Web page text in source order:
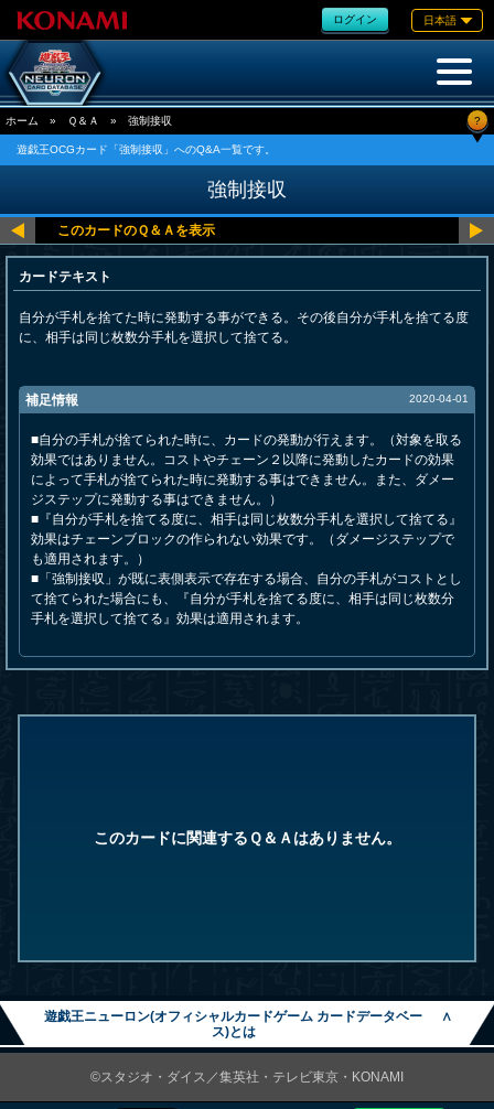
ログイン 日本語
ホーム » Ｑ＆Ａ » 強制接収 ?
遊戯王OCGカード「強制接収」へのQ&A一覧です。
強制接収
カードテキスト
自分が手札を捨てた時に発動する事ができる。その後自分が手札を捨てる度
に、相手は同じ枚数分手札を選択して捨てる。
補足情報 2020-04-01
■自分の手札が捨てられた時に、カードの発動が行えます。（対象を取る
効果ではありません。コストやチェーン２以降に発動したカードの効果
によって手札が捨てられた時に発動する事はできません。また、ダメー
ジステップに発動する事はできません。）
■『自分が手札を捨てる度に、相手は同じ枚数分手札を選択して捨てる』
効果はチェーンブロックの作られない効果です。（ダメージステップで
も適用されます。）
■「強制接収」が既に表側表示で存在する場合、自分の手札がコストとし
て捨てられた場合にも、『自分が手札を捨てる度に、相手は同じ枚数分
手札を選択して捨てる』効果は適用されます。
このカードに関連するＱ＆Ａはありません。
遊戯王ニューロン(オフィシャルカードゲーム カードデータベー
ス)とは
∧
©スタジオ・ダイス／集英社・テレビ東京・KONAMI